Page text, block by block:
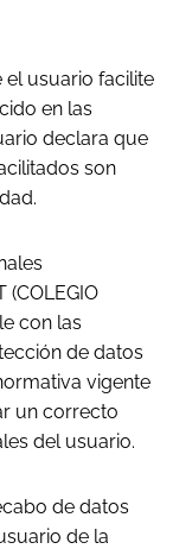
usuario facilite
en las
declara que
son
(COLEGIO
con las
de datos
vigente
un correcto
del usuario.
de datos
de la